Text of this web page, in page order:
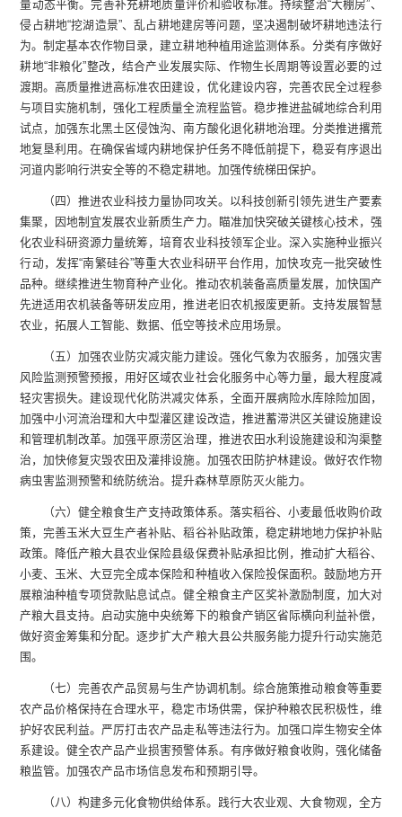
量动态平衡。完善补充耕地质量评价和验收标准。持续整治“大棚房”、
侵占耕地“挖湖造景”、乱占耕地建房等问题，坚决遏制破坏耕地违法行
为。制定基本农作物目录，建立耕地种植用途监测体系。分类有序做好
耕地“非粮化”整改，结合产业发展实际、作物生长周期等设置必要的过
渡期。高质量推进高标准农田建设，优化建设内容，完善农民全过程参
与项目实施机制，强化工程质量全流程监管。稳步推进盐碱地综合利用
试点，加强东北黑土区侵蚀沟、南方酸化退化耕地治理。分类推进撂荒
地复垦利用。在确保省域内耕地保护任务不降低前提下，稳妥有序退出
河道内影响行洪安全等的不稳定耕地。加强传统梯田保护。
（四）推进农业科技力量协同攻关。以科技创新引领先进生产要素
集聚，因地制宜发展农业新质生产力。瞄准加快突破关键核心技术，强
化农业科研资源力量统筹，培育农业科技领军企业。深入实施种业振兴
行动，发挥“南繁硅谷”等重大农业科研平台作用，加快攻克一批突破性
品种。继续推进生物育种产业化。推动农机装备高质量发展，加快国产
先进适用农机装备等研发应用，推进老旧农机报废更新。支持发展智慧
农业，拓展人工智能、数据、低空等技术应用场景。
（五）加强农业防灾减灾能力建设。强化气象为农服务，加强灾害
风险监测预警预报，用好区域农业社会化服务中心等力量，最大程度减
轻灾害损失。建设现代化防洪减灾体系，全面开展病险水库除险加固，
加强中小河流治理和大中型灌区建设改造，推进蓄滞洪区关键设施建设
和管理机制改革。加强平原涝区治理，推进农田水利设施建设和沟渠整
治，加快修复灾毁农田及灌排设施。加强农田防护林建设。做好农作物
病虫害监测预警和统防统治。提升森林草原防灭火能力。
（六）健全粮食生产支持政策体系。落实稻谷、小麦最低收购价政
策，完善玉米大豆生产者补贴、稻谷补贴政策，稳定耕地地力保护补贴
政策。降低产粮大县农业保险县级保费补贴承担比例，推动扩大稻谷、
小麦、玉米、大豆完全成本保险和种植收入保险投保面积。鼓励地方开
展粮油种植专项贷款贴息试点。健全粮食主产区奖补激励制度，加大对
产粮大县支持。启动实施中央统筹下的粮食产销区省际横向利益补偿，
做好资金筹集和分配。逐步扩大产粮大县公共服务能力提升行动实施范
围。
（七）完善农产品贸易与生产协调机制。综合施策推动粮食等重要
农产品价格保持在合理水平，稳定市场供需，保护种粮农民积极性，维
护好农民利益。严厉打击农产品走私等违法行为。加强口岸生物安全体
系建设。健全农产品产业损害预警体系。有序做好粮食收购，强化储备
粮监管。加强农产品市场信息发布和预期引导。
（八）构建多元化食物供给体系。践行大农业观、大食物观，全方